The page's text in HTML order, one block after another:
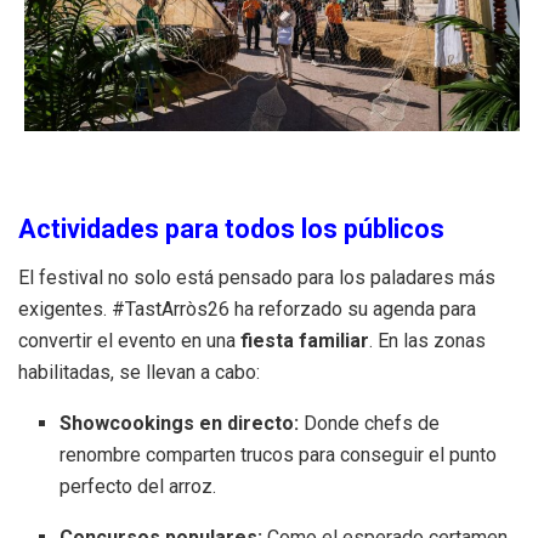
Actividades para todos los públicos
El festival no solo está pensado para los paladares más
exigentes. #TastArròs26 ha reforzado su agenda para
convertir el evento en una fiesta familiar. En las zonas
habilitadas, se llevan a cabo:
Showcookings en directo: Donde chefs de
renombre comparten trucos para conseguir el punto
perfecto del arroz.